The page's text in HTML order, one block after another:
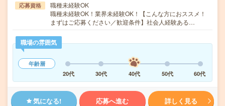
応募資格
職種未経験OK
職種未経験OK！業界未経験OK！【こんな方におススメ！
まずはご応募ください／歓迎条件】社会人経験ある…
職場の雰囲気
年齢層
20代
30代 40代 50代 60代
気になる! 応募へ進む 詳しく見る